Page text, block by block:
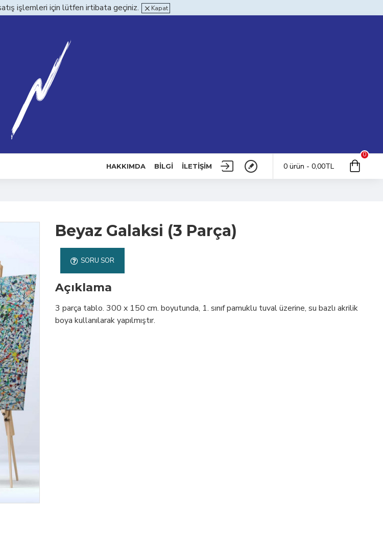
işlemleri için lütfen irtibata geçiniz. Kapat
HAKKIMDA BILGI İLETIŞIM 0 ürün - 0,00TL
0
Beyaz Galaksi (3 Parça)
SORU SOR
Açıklama
3 parça tablo. 300 x 150 cm. boyutunda, 1. sınıf pamuklu tuval üzerine, su bazlı akrilik
boya kullanılarak yapılmıştır.